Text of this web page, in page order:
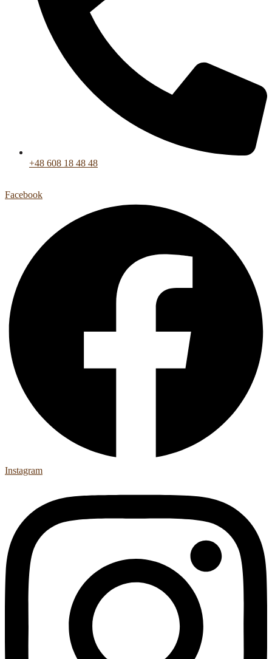
+48 608 18 48 48
Facebook
Instagram